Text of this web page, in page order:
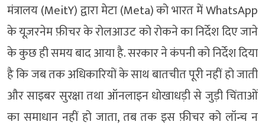
मंत्रालय (MeitY) द्वारा मेटा (Meta) को भारत में WhatsApp
के यूज़रनेम फ़ीचर के रोलआउट को रोकने का निर्देश दिए जाने
के कुछ ही समय बाद आया है. सरकार ने कंपनी को निर्देश दिया
है कि जब तक अधिकारियों के साथ बातचीत पूरी नहीं हो जाती
और साइबर सुरक्षा तथा ऑनलाइन धोखाधड़ी से जुड़ी चिंताओं
का समाधान नहीं हो जाता, तब तक इस फ़ीचर को लॉन्च न